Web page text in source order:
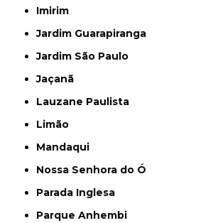
Imirim
Jardim Guarapiranga
Jardim São Paulo
Jaçanã
Lauzane Paulista
Limão
Mandaqui
Nossa Senhora do Ó
Parada Inglesa
Parque Anhembi